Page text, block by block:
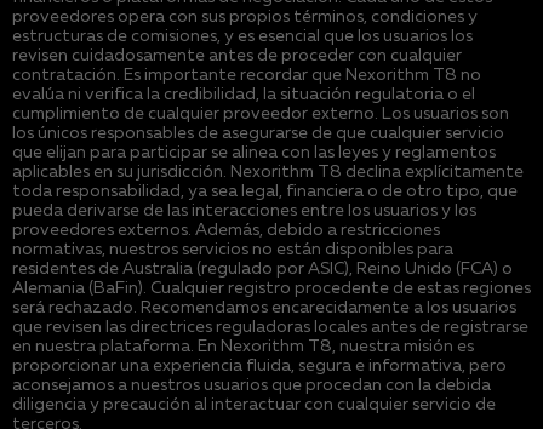
proveedores opera con sus propios términos, condiciones y
estructuras de comisiones, y es esencial que los usuarios los
revisen cuidadosamente antes de proceder con cualquier
contratación. Es importante recordar que Nexorithm T8 no
evalúa ni verifica la credibilidad, la situación regulatoria o el
cumplimiento de cualquier proveedor externo. Los usuarios son
los únicos responsables de asegurarse de que cualquier servicio
que elijan para participar se alinea con las leyes y reglamentos
aplicables en su jurisdicción. Nexorithm T8 declina explícitamente
toda responsabilidad, ya sea legal, financiera o de otro tipo, que
pueda derivarse de las interacciones entre los usuarios y los
proveedores externos. Además, debido a restricciones
normativas, nuestros servicios no están disponibles para
residentes de Australia (regulado por ASIC), Reino Unido (FCA) o
Alemania (BaFin). Cualquier registro procedente de estas regiones
será rechazado. Recomendamos encarecidamente a los usuarios
que revisen las directrices reguladoras locales antes de registrarse
en nuestra plataforma. En Nexorithm T8, nuestra misión es
proporcionar una experiencia fluida, segura e informativa, pero
aconsejamos a nuestros usuarios que procedan con la debida
diligencia y precaución al interactuar con cualquier servicio de
terceros.